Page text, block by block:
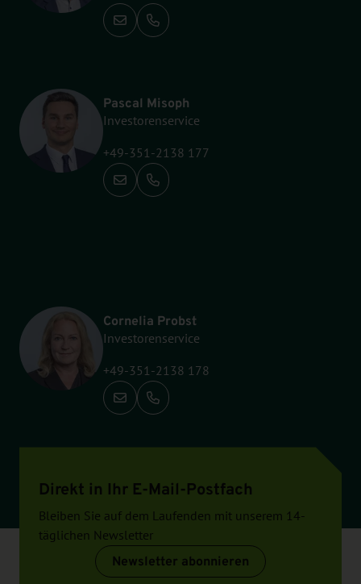
Anrufen: +49-351-2138 230
Pascal Misoph
Investorenservice
+49-351-2138 177
Anrufen: +49-351-2138 177
Cornelia Probst
Investorenservice
+49-351-2138 178
Anrufen: +49-351-2138 178
Direkt in Ihr E-Mail-Postfach
Bleiben Sie auf dem Laufenden mit unserem 14-
täglichen Newsletter
Newsletter abonnieren